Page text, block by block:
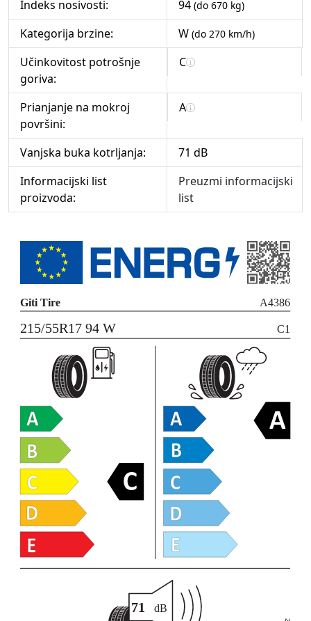
Indeks nosivosti: 94 (do 670 kg)
Kategorija brzine: W (do 270 km/h)
Učinkovitost potrošnje
goriva:
C
Prianjanje na mokroj
površini:
A
Vanjska buka kotrljanja:
71 dB
Informacijski list
proizvoda:
Preuzmi informacijski
list